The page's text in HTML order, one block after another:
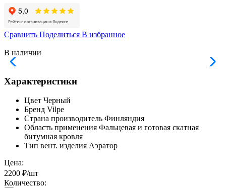
Сравнить Поделиться В избранное
В наличии
Характеристики
Цвет Черный
Бренд Vilpe
Страна производитель Финляндия
Область применения Фальцевая и готовая скатная
битумная кровля
Тип вент. изделия Аэратор
Цена:
2200 ₽/шт
Количество: